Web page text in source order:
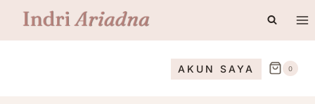
Skip
AKUN SAYA 0